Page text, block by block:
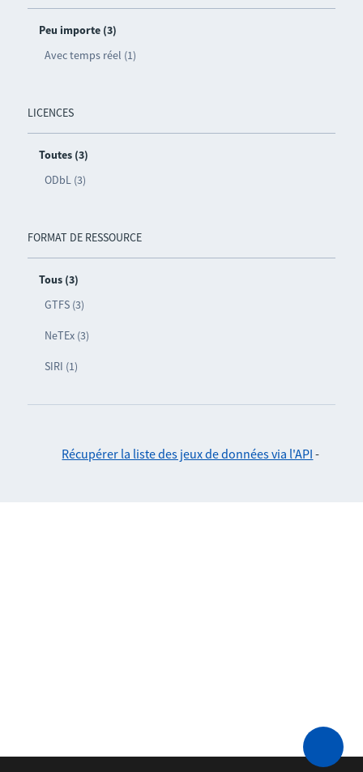
Peu importe (3)
Avec temps réel (1)
LICENCES
Toutes (3)
ODbL (3)
FORMAT DE RESSOURCE
Tous (3)
GTFS (3)
NeTEx (3)
SIRI (1)
Récupérer la liste des jeux de données via l'API -